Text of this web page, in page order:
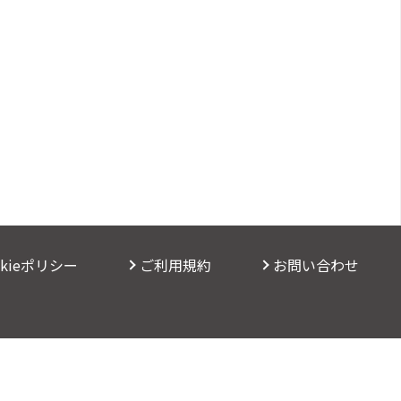
ポリシー ご利用規約 お問い合わせ